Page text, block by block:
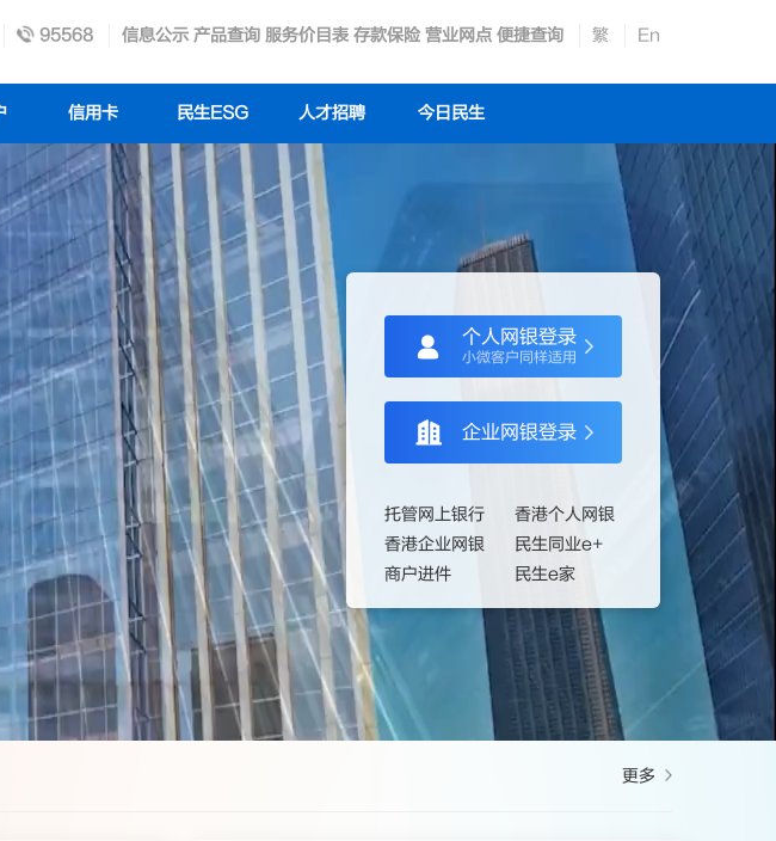
95568 信息公示 产品查询 服务价目表 存款保险 营业网点 便捷查询 繁 En
信用卡 民生ESG 人才招聘 今日民生
个人网银登录
小微客户同样适用
企业网银登录
托管网上银行
香港个人网银
民生同业e+
民生e家
香港企业网银
商户进件
更多
的典范
ESG评级“AAA”。